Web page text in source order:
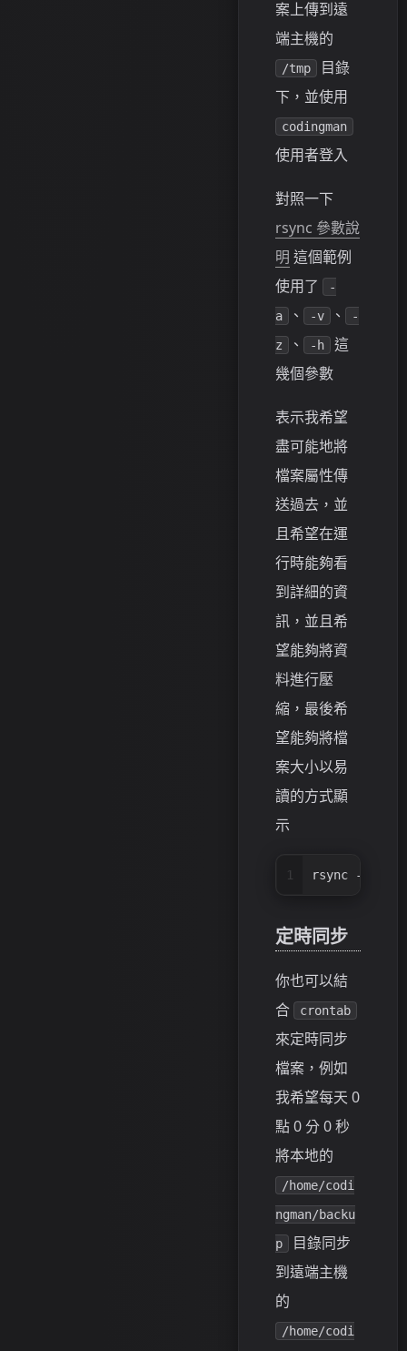
案上傳到遠
端主機的
/tmp
目錄
下，並使用
codingman
使用者登入
對照一下
rsync 參數說
明 這個範例
使用了
-
a
、 -v 、
-
z
、 -h
這
幾個參數
表示我希望
盡可能地將
檔案屬性傳
送過去，並
且希望在運
行時能夠看
到詳細的資
訊，並且希
望能夠將資
料進行壓
縮，最後希
望能夠將檔
案大小以易
讀的方式顯
示
1 rsync -avzh
定時同步
你也可以結
合
crontab
來定時同步
檔案，例如
我希望每天 0
點 0 分 0 秒
將本地的
/home/codi
ngman/backu
p
目錄同步
到遠端主機
的
/home/codi